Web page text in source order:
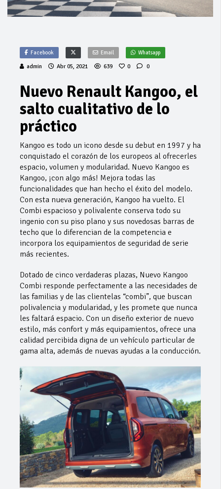
Facebook Email Whatsapp
admin Abr 05, 2021 639 0 0
Nuevo Renault Kangoo, el
salto cualitativo de lo
práctico
Kangoo es todo un icono desde su debut en 1997 y ha
conquistado el corazón de los europeos al ofrecerles
espacio, volumen y modularidad. Nuevo Kangoo es
Kangoo, ¡con algo más! Mejora todas las
funcionalidades que han hecho el éxito del modelo.
Con esta nueva generación, Kangoo ha vuelto. El
Combi espacioso y polivalente conserva todo su
ingenio con su piso plano y sus novedosas barras de
techo que lo diferencian de la competencia e
incorpora los equipamientos de seguridad de serie
más recientes.
Dotado de cinco verdaderas plazas, Nuevo Kangoo
Combi responde perfectamente a las necesidades de
las familias y de las clientelas “combi”, que buscan
polivalencia y modularidad, y les promete que nunca
les faltará espacio. Con un diseño exterior de nuevo
estilo, más confort y más equipamientos, ofrece una
calidad percibida digna de un vehículo particular de
gama alta, además de nuevas ayudas a la conducción.